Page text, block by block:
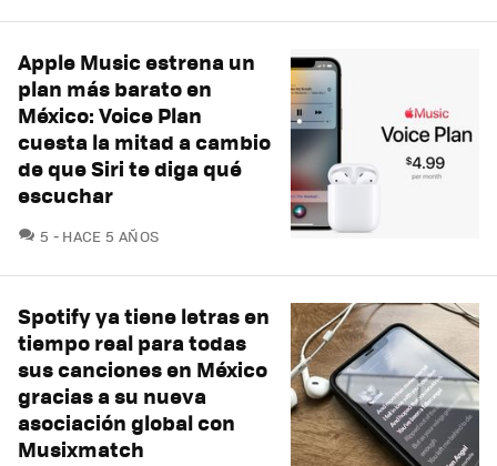
Apple Music estrena un
plan más barato en
México: Voice Plan
cuesta la mitad a cambio
de que Siri te diga qué
escuchar
5 COMENTARIOS
HACE 5 AÑOS
Spotify ya tiene letras en
tiempo real para todas
sus canciones en México
gracias a su nueva
asociación global con
Musixmatch